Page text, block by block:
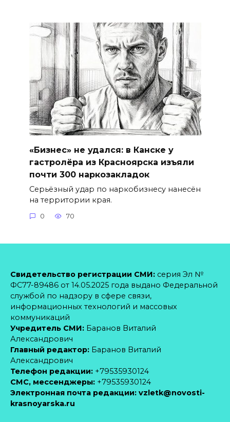
«Бизнес» не удался: в Канске у
гастролёра из Красноярска изъяли
почти 300 наркозакладок
Серьёзный удар по наркобизнесу нанесён
на территории края.
0 70
Свидетельство регистрации СМИ: серия Эл №
ФС77-89486 от 14.05.2025 года выдано Федеральной
службой по надзору в сфере связи,
информационных технологий и массовых
коммуникаций
Учредитель СМИ: Баранов Виталий
Александрович
Главный редактор: Баранов Виталий
Александрович
Телефон редакции: +79535930124
CМС, мессенджеры: +79535930124
Электронная почта редакции: vzletk@novosti-
krasnoyarska.ru